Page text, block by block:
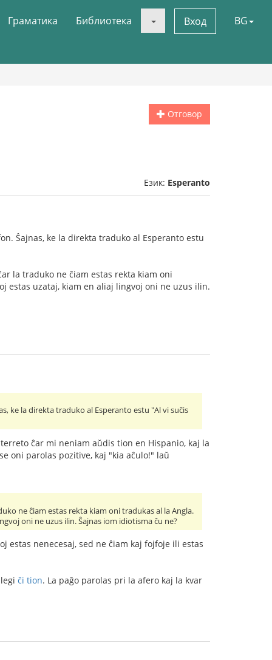
Граматика Библиотека Вход BG
Отговор
Език: Esperanto
Ŝajnas, ke la direkta traduko al Esperanto estu
la traduko ne ĉiam estas rekta kiam oni
estas uzataj, kiam en aliaj lingvoj oni ne uzus ilin.
ke la direkta traduko al Esperanto estu "Al vi suĉis
ĉar mi neniam aŭdis tion en Hispanio, kaj la
oni parolas pozitive, kaj "kia aĉulo!" laŭ
ne ĉiam estas rekta kiam oni tradukas al la Angla.
oni ne uzus ilin. Ŝajnas iom idiotisma ĉu ne?
estas nenecesaj, sed ne ĉiam kaj fojfoje ili estas
ĉi tion. La paĝo parolas pri la afero kaj la kvar